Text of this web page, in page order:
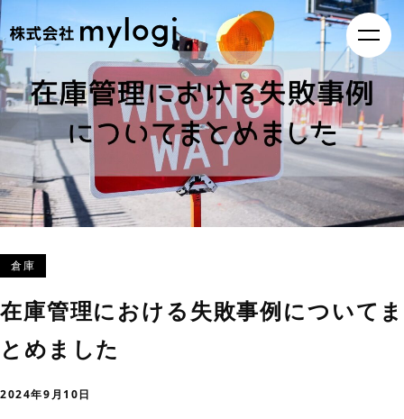
倉庫
在庫管理における失敗事例についてま
とめました
2024年9月10日